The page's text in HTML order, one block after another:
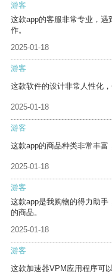
游客
这款app的客服非常专业，
作。
2025-01-18
游客
这款软件的设计非常人性化，
2025-01-18
游客
这款app的商品种类非常丰富
2025-01-18
游客
这款app是我购物的得力助
的商品。
2025-01-18
游客
这款加速器VPM应用程序可